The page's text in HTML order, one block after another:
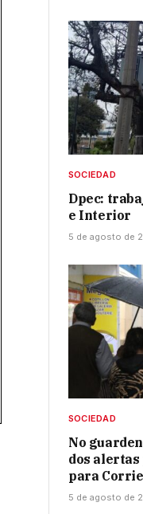
SOCIEDAD
Dpec:
e Interior
5 de agosto de
SOCIEDAD
No
dos
para
5 de agosto de